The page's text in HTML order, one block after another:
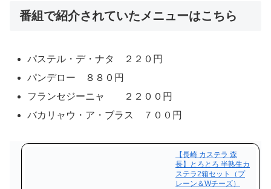
番組で紹介されていたメニューはこちら
パステル・デ・ナタ ２２０円
パンデロー ８８０円
フランセジーニャ ２２００円
バカリャウ・ア・ブラス ７００円
【長崎 カステラ 森
長】とろとろ 半熟生カ
ステラ2箱セット（プ
レーン＆Wチーズ）